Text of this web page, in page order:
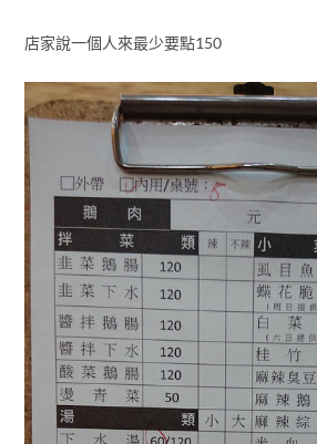
店家說一個人來最少要點150